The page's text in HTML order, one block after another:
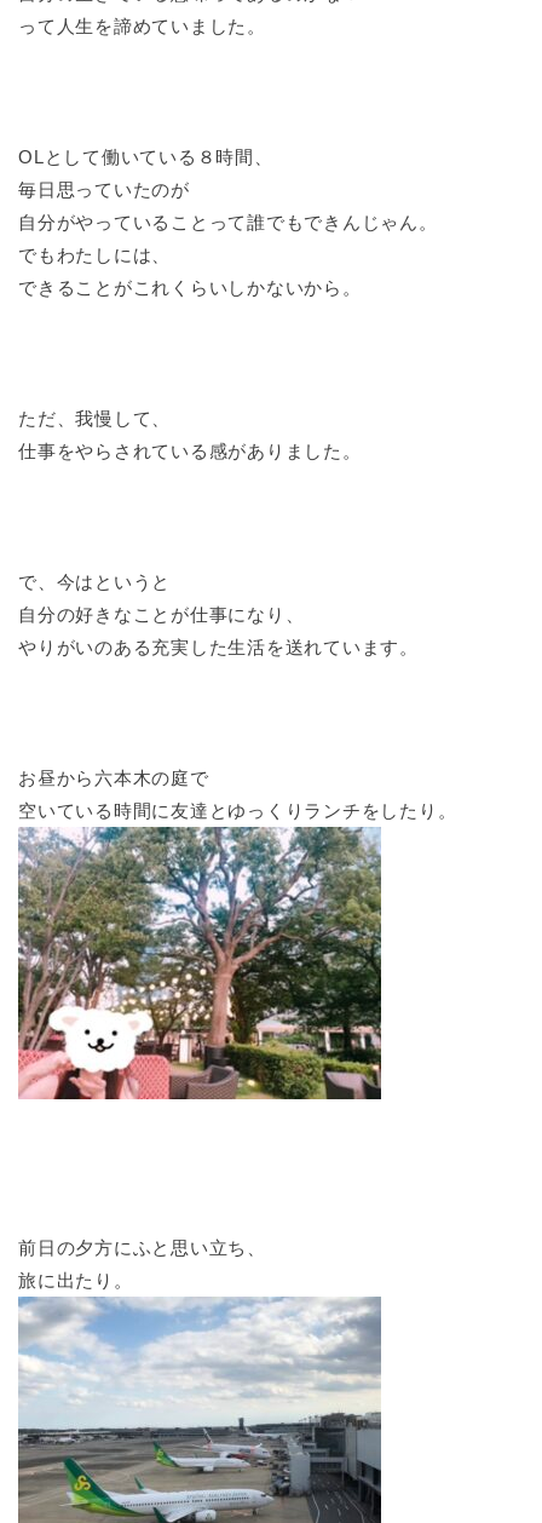
って人生を諦めていました。
OLとして働いている８時間、
毎日思っていたのが
自分がやっていることって誰でもできんじゃん。
でもわたしには、
できることがこれくらいしかないから。
ただ、我慢して、
仕事をやらされている感がありました。
で、今はというと
自分の好きなことが仕事になり、
やりがいのある充実した生活を送れています。
お昼から六本木の庭で
空いている時間に友達とゆっくりランチをしたり。
前日の夕方にふと思い立ち、
旅に出たり。